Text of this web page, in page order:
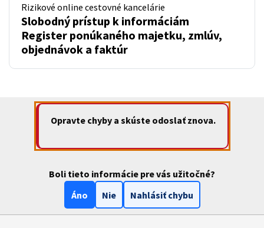
Rizikové online cestovné kancelárie
Slobodný prístup k informáciám
Register ponúkaného majetku, zmlúv,
objednávok a faktúr
Opravte chyby a skúste odoslať znova.
Boli tieto informácie pre vás užitočné?
Áno
Nie Nahlásiť chybu